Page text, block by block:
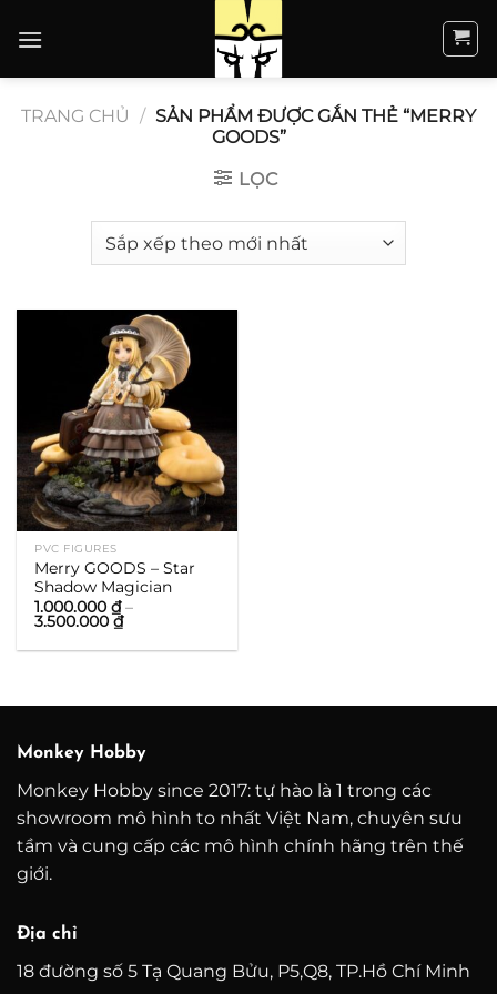
qua
TRANG CHỦ / SẢN PHẨM ĐƯỢC GẮN THẺ “MERRY
GOODS”
LỌC
PVC FIGURES
Merry GOODS – Star
Shadow Magician
1.000.000₫ –
3.500.000₫Khoảng
giá:
từ
Monkey Hobby
Monkey Hobby since 2017: tự hào là 1 trong các
showroom mô hình to nhất Việt Nam, chuyên sưu
tầm và cung cấp các mô hình chính hãng trên thế
giới.
Địa chỉ
18 đường số 5 Tạ Quang Bửu, P5,Q8, TP.Hồ Chí Minh